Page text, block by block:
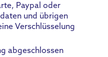
Paypal oder
und übrigen
Verschlüsselung
abgeschlossen